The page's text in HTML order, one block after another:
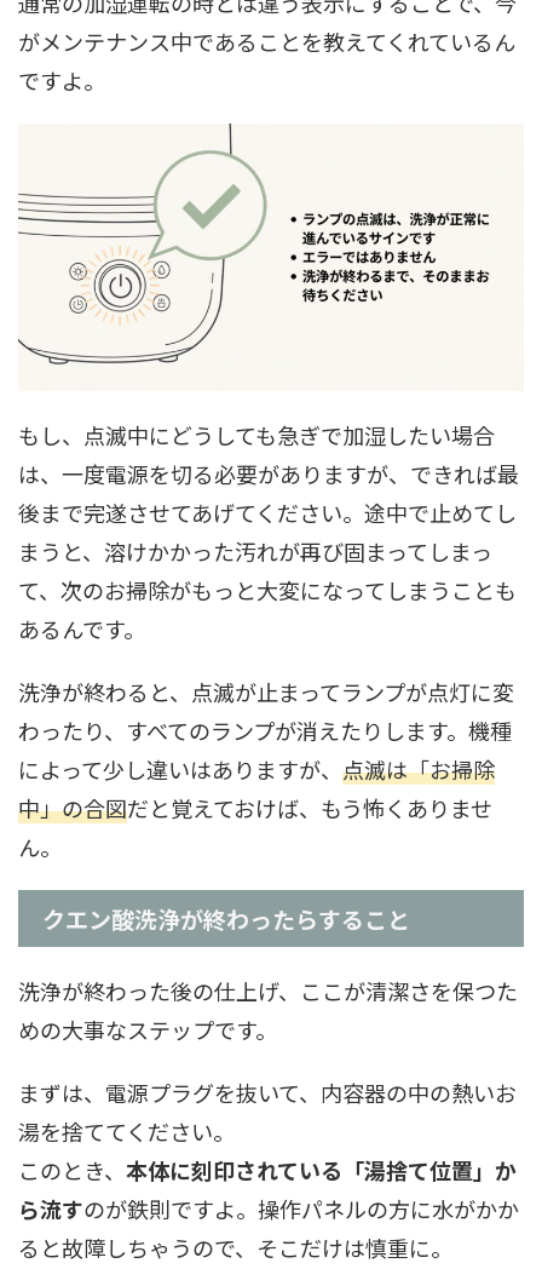
がメンテナンス中であることを教えてくれているん
ですよ。
もし、点滅中にどうしても急ぎで加湿したい場合
は、一度電源を切る必要がありますが、できれば最
後まで完遂させてあげてください。途中で止めてし
まうと、溶けかかった汚れが再び固まってしまっ
て、次のお掃除がもっと大変になってしまうことも
あるんです。
洗浄が終わると、点滅が止まってランプが点灯に変
わったり、すべてのランプが消えたりします。機種
によって少し違いはありますが、 点滅は「お掃除
中」の合図だと覚えておけば、もう怖くありませ
ん。
クエン酸洗浄が終わったらすること
洗浄が終わった後の仕上げ、ここが清潔さを保つた
めの大事なステップです。
まずは、電源プラグを抜いて、内容器の中の熱いお
湯を捨ててください。
このとき、 本体に刻印されている「湯捨て位置」か
ら流すのが鉄則ですよ。操作パネルの方に水がかか
ると故障しちゃうので、そこだけは慎重に。